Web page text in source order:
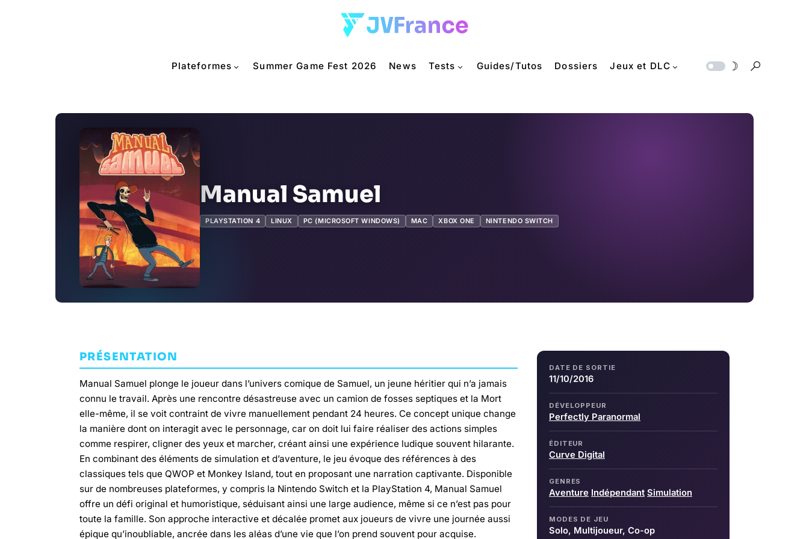
Plateformes Summer Game Fest 2026 News Tests Guides/Tutos Dossiers Jeux et DLC
Manual Samuel
PLAYSTATION 4 LINUX PC (MICROSOFT WINDOWS) MAC XBOX ONE NINTENDO SWITCH
PRÉSENTATION
Manual Samuel plonge le joueur dans l’univers comique de Samuel, un jeune héritier qui n’a jamais
connu le travail. Après une rencontre désastreuse avec un camion de fosses septiques et la Mort
elle-même, il se voit contraint de vivre manuellement pendant 24 heures. Ce concept unique change
la manière dont on interagit avec le personnage, car on doit lui faire réaliser des actions simples
comme respirer, cligner des yeux et marcher, créant ainsi une expérience ludique souvent hilarante.
En combinant des éléments de simulation et d’aventure, le jeu évoque des références à des
classiques tels que QWOP et Monkey Island, tout en proposant une narration captivante. Disponible
sur de nombreuses plateformes, y compris la Nintendo Switch et la PlayStation 4, Manual Samuel
offre un défi original et humoristique, séduisant ainsi une large audience, même si ce n’est pas pour
toute la famille. Son approche interactive et décalée promet aux joueurs de vivre une journée aussi
épique qu’inoubliable, ancrée dans les aléas d’une vie que l’on prend souvent pour acquise.
DATE DE SORTIE
11/10/2016
DÉVELOPPEUR
Perfectly Paranormal
ÉDITEUR
Curve Digital
GENRES
Aventure Indépendant Simulation
MODES DE JEU
Solo, Multijoueur, Co-op